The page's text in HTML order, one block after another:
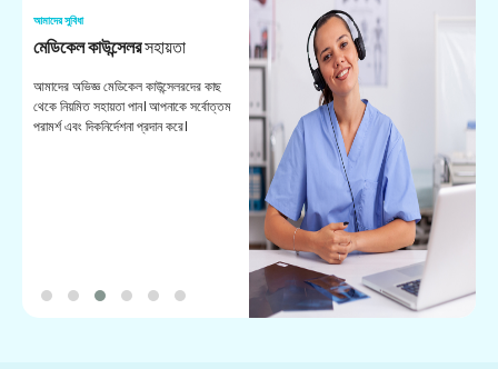
আমাদের সুবিধা
মেডিকেল কাউন্সেলরসহায়তা
আমাদের অভিজ্ঞ মেডিকেল কাউন্সেলরদের কাছ
থেকে নিয়মিত সহায়তা পান। আপনাকে সর্বোত্তম
পরামর্শ এবং দিকনির্দেশনা প্রদান করে।